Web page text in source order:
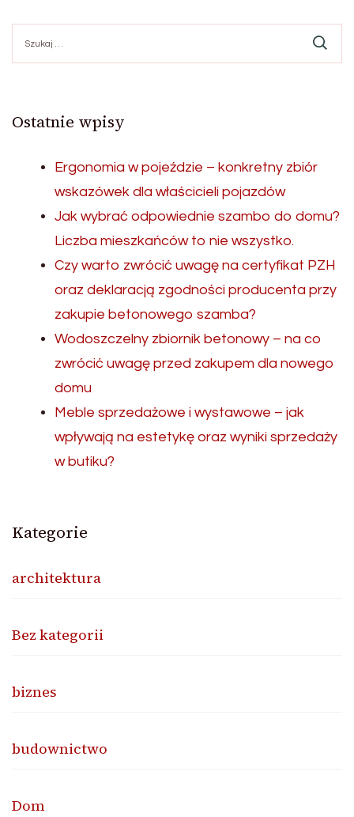
Ostatnie wpisy
Ergonomia w pojeździe – konkretny zbiór
wskazówek dla właścicieli pojazdów
Jak wybrać odpowiednie szambo do domu?
Liczba mieszkańców to nie wszystko.
Czy warto zwrócić uwagę na certyfikat PZH
oraz deklaracją zgodności producenta przy
zakupie betonowego szamba?
Wodoszczelny zbiornik betonowy – na co
zwrócić uwagę przed zakupem dla nowego
domu
Meble sprzedażowe i wystawowe – jak
wpływają na estetykę oraz wyniki sprzedaży
w butiku?
Kategorie
architektura
Bez kategorii
biznes
budownictwo
Dom